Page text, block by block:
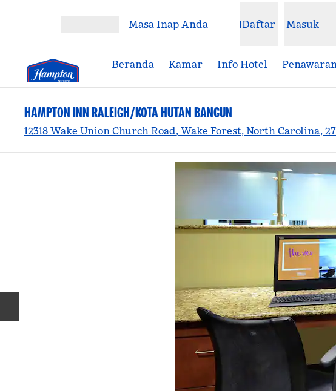
Masa Inap Anda Daftar Masuk
Beranda Kamar Info Hotel
HAMPTON INN RALEIGH/KOTA HUTAN BANGUN
12318 Wake Union Church Road, Wake Forest, North Carolina,